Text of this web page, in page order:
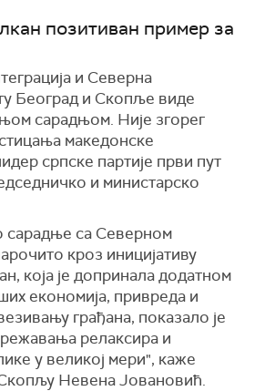
позитиван пример за
и Северна
Београд и Скопље виде
сарадњом. Није згорег
македонске
српске партије први пут
и министарско
сарадње са Северном
кроз иницијативу
која је допринала додатном
економија, привреда и
грађана, показало је
релаксира и
у великој мери", каже
Невена Јовановић.